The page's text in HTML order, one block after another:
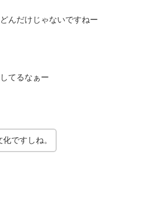
んだけじゃないですねー
てるなぁー
ですしね。